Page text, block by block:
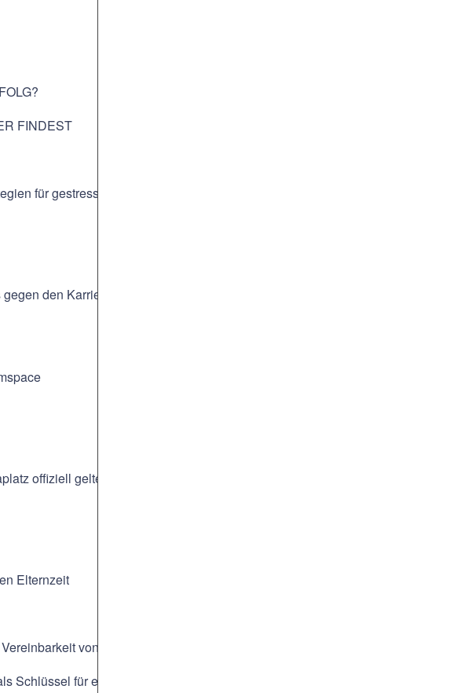
FINDEST
für gestresste Eltern
den Karrierekiller Mental Load
offiziell geltend zumachen
Elternzeit
von Familie und Beruf
Schlüssel für eine gute Vereinbarkeit